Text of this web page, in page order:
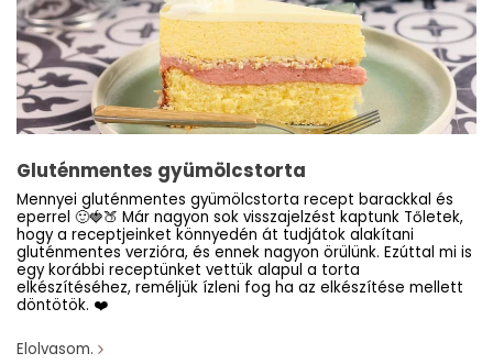
Gluténmentes gyümölcstorta
Mennyei gluténmentes gyümölcstorta recept barackkal és
eperrel 🙂🍓🍑 Már nagyon sok visszajelzést kaptunk Tőletek,
hogy a receptjeinket könnyedén át tudjátok alakítani
gluténmentes verzióra, és ennek nagyon örülünk. Ezúttal mi is
egy korábbi receptünket vettük alapul a torta
elkészítéséhez, reméljük ízleni fog ha az elkészítése mellett
döntötök. ❤️
Elolvasom.